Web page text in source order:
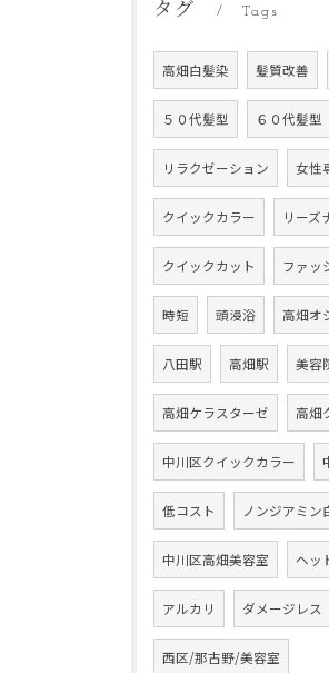
タグ Tags
高畑白髪染 髪質改善
５０代髪型 ６０代髪型
リラクゼーション 女性
クイックカラー リーズ
クイックカット ファッ
時短 頭浸浴 高畑オ
八田駅 高畑駅 美容
高畑ケラスターゼ 高畑
中川区クイックカラー
低コスト ノンジアミン
中川区高畑美容室 ヘッ
アルカリ ダメージレス
西区/那古野/美容室